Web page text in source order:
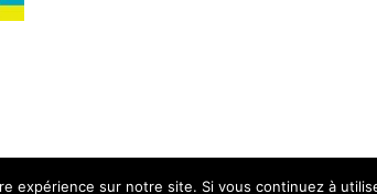
expérience sur notre site. Si vous continuez à